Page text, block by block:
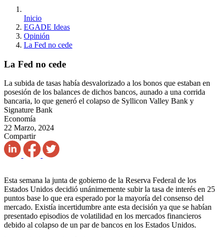
Inicio
EGADE Ideas
Opinión
La Fed no cede
La Fed no cede
La subida de tasas había desvalorizado a los bonos que estaban en
posesión de los balances de dichos bancos, aunado a una corrida
bancaria, lo que generó el colapso de Syllicon Valley Bank y
Signature Bank
Economía
22 Marzo, 2024
Compartir
Esta semana la junta de gobierno de la Reserva Federal de los
Estados Unidos decidió unánimemente subir la tasa de interés en 25
puntos base lo que era esperado por la mayoría del consenso del
mercado. Existía incertidumbre ante esta decisión ya que se habían
presentado episodios de volatilidad en los mercados financieros
debido al colapso de un par de bancos en los Estados Unidos.